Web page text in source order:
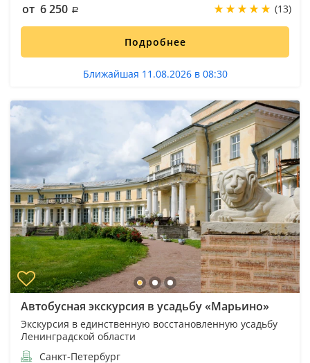
от 6 250 (13)
Подробнее
Ближайшая 11.08.2026 в 08:30
Автобусная экскурсия в усадьбу «Марьино»
Экскурсия в единственную восстановленную усадьбу
Ленинградской области
Санкт-Петербург